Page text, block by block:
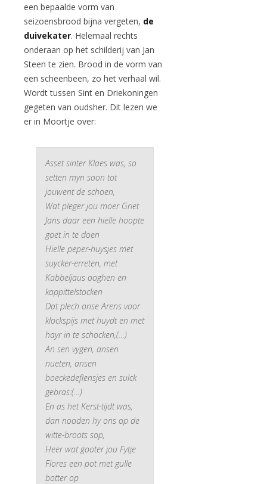
een bepaalde vorm van
seizoensbrood bijna vergeten, de
duivekater. Helemaal rechts
onderaan op het schilderij van Jan
Steen te zien. Brood in de vorm van
een scheenbeen, zo het verhaal wil.
Wordt tussen Sint en Driekoningen
gegeten van oudsher. Dit lezen we
er in Moortje over:
Asset sinter Klaes was, so
setten myn soon tot
jouwent de schoen,
Wat pleger jou moer Griet
Jans daar een hielle hoopte
goet in te doen
Hielle peper-huysjes met
suycker-erreten, met
Kabbeljaus ooghen en
kappittelstocken
Dat plech onse Arens voor
klockspijs met huydt en met
hayr in te schocken,(…)
An sen vygen, ansen
nueten, ansen
boeckedeflensjes en sulck
gebras:(…)
En as het Kerst-tijdt was,
dan nooden hy ons op de
witte-broots sop,
Heer wat gooter jou Fytje
Flores een pot met gulle
botter op